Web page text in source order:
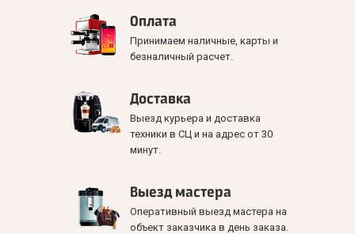
Оплата
Принимаем наличные, карты и
безналичный расчет.
Доставка
Выезд курьера и доставка
техники в СЦ и на адрес от 30
минут.
Выезд мастера
Оперативный выезд мастера на
объект заказчика в день заказа.